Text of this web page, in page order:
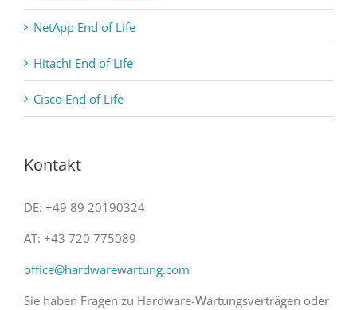
NetApp End of Life
Hitachi End of Life
Cisco End of Life
Kontakt
DE: +49 89 20190324
AT: +43 720 775089
office@hardwarewartung.com
Sie haben Fragen zu Hardware-Wartungsverträgen oder